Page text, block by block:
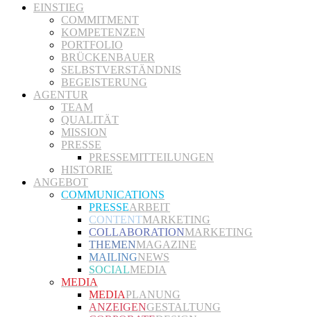
EINSTIEG
COMMITMENT
KOMPETENZEN
PORTFOLIO
BRÜCKENBAUER
SELBSTVERSTÄNDNIS
BEGEISTERUNG
AGENTUR
TEAM
QUALITÄT
MISSION
PRESSE
PRESSEMITTEILUNGEN
HISTORIE
ANGEBOT
COMMUNICATIONS
PRESSEARBEIT
CONTENTMARKETING
COLLABORATIONMARKETING
THEMENMAGAZINE
MAILINGNEWS
SOCIALMEDIA
MEDIA
MEDIAPLANUNG
ANZEIGENGESTALTUNG